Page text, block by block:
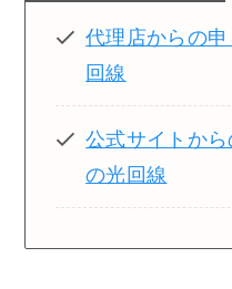
代理店からの
回線
公式サイトか
の光回線